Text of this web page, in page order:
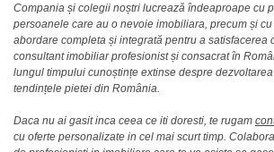
Compania și colegii noștri lucrează îndeaproape cu
persoanele care au o nevoie imobiliara, precum și
abordare completa și integrată pentru a satisfacerea
consultant imobiliar profesionist și consacrat în
lungul timpului cunoștințe extinse despre
tendințele pietei din România.
Daca nu ai gasit inca ceea ce iti doresti, te rugam
cu oferte personalizate in cel mai scurt timp.